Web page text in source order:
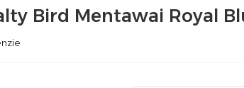
Bird Mentawai Royal